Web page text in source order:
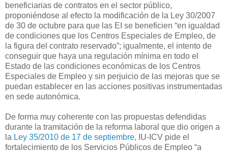
beneficiarias de contratos en el sector público,
proponiéndose al efecto la modificación de la Ley 30/2007
de 30 de octubre para que las EI se beneficien “en igualdad
de condiciones que los Centros Especiales de Empleo, de
la figura del contrato reservado”; igualmente, el intento de
conseguir que haya una regulación mínima en todo el
Estado de las condiciones económicas de los Centros
Especiales de Empleo y sin perjuicio de las mejoras que se
puedan establecer en las acciones positivas instrumentadas
en sede autonómica.
De forma muy coherente con las propuestas defendidas
durante la tramitación de la reforma laboral que dio origen a
la Ley 35/2010 de 17 de septiembre, IU-ICV pide el
fortalecimiento de los Servicios Públicos de Empleo “a